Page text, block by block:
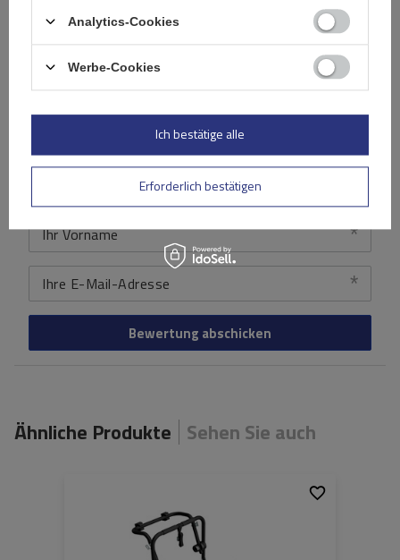
Inhalt Ihrer Bewertung
Ihr Produktfoto hinzufügen:
Ihr Vorname
Ihre E-Mail-Adresse
Bewertung abschicken
Ähnliche Produkte Sehen Sie auch
Nutzlast der Haltebügel:
45 kg
Analytics-Cookies
Werbe-Cookies
Erforderlich bestätigen
Ich bestätige alle